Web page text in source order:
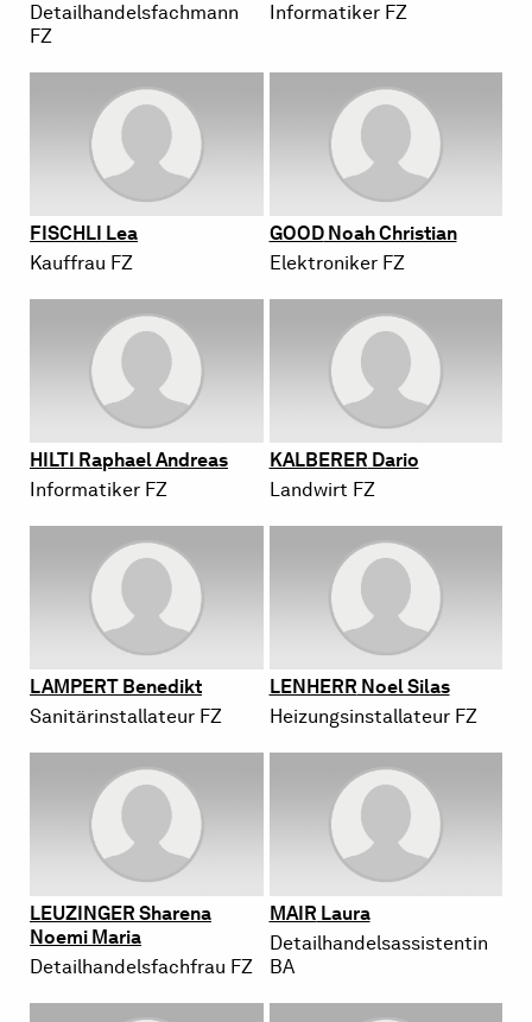
De­tail­han­dels­fach­mann
FZ
In­for­ma­ti­ker FZ
FISCH­LI Lea
Kauf­frau FZ
GOODNoah Chris­ti­an
Elek­tro­ni­ker FZ
HILTI Ra­pha­el An­dre­as
In­for­ma­ti­ker FZ
KAL­BE­RER Dario
Land­wirt FZ
LAM­PERT Be­ne­dikt
Sa­ni­tär­in­stal­la­teur FZ
LEN­HERR Noel Silas
Hei­zungs­in­stal­la­teur FZ
LEU­ZIN­GER Sha­re­na
Noemi Maria
De­tail­han­dels­fach­frau FZ
MAIR Laura
De­tail­han­delsas­sis­ten­tin
BA